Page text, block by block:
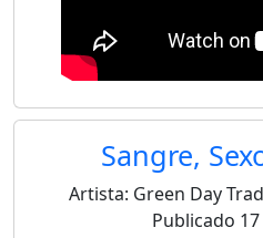
Sangre,
Artista: Green Day
Publicado